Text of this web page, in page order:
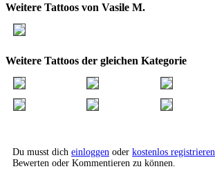
Weitere Tattoos von Vasile M.
Weitere Tattoos der gleichen Kategorie
Du musst dich einloggen oder kostenlos registrieren
Bewerten oder Kommentieren zu können.